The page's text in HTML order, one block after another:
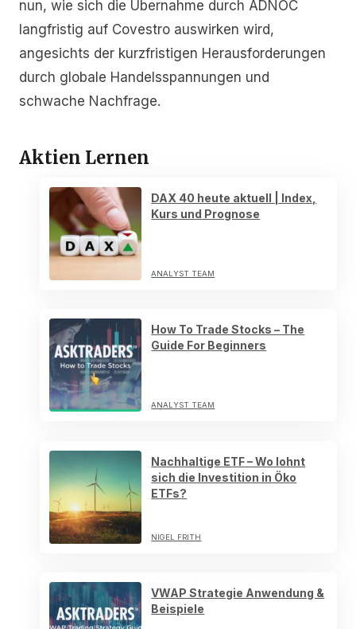
nun, wie sich die Übernahme durch ADNOC
langfristig auf Covestro auswirken wird,
angesichts der kurzfristigen Herausforderungen
durch globale Handelsspannungen und
schwache Nachfrage.
Aktien Lernen
DAX 40 heute aktuell | Index,
Kurs und Prognose
ANALYST TEAM
How To Trade Stocks – The
Guide For Beginners
ANALYST TEAM
Nachhaltige ETF – Wo lohnt
sich die Investition in Öko
ETFs?
NIGEL FRITH
VWAP Strategie Anwendung &
Beispiele